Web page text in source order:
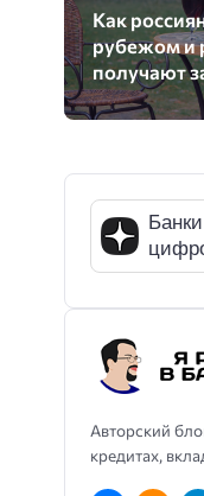
Как
рубежом и
получают
Авторский
кредитах,
СМИ